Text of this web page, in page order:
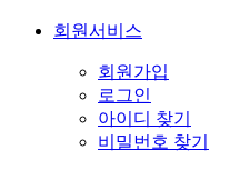
회원서비스
회원가입
로그인
아이디 찾기
비밀번호 찾기